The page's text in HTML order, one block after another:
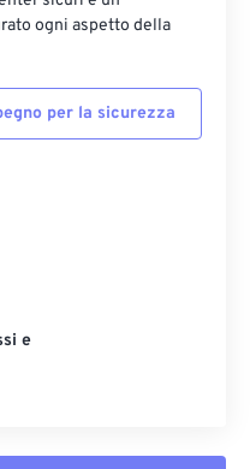
ogni aspetto della
per la sicurezza
e